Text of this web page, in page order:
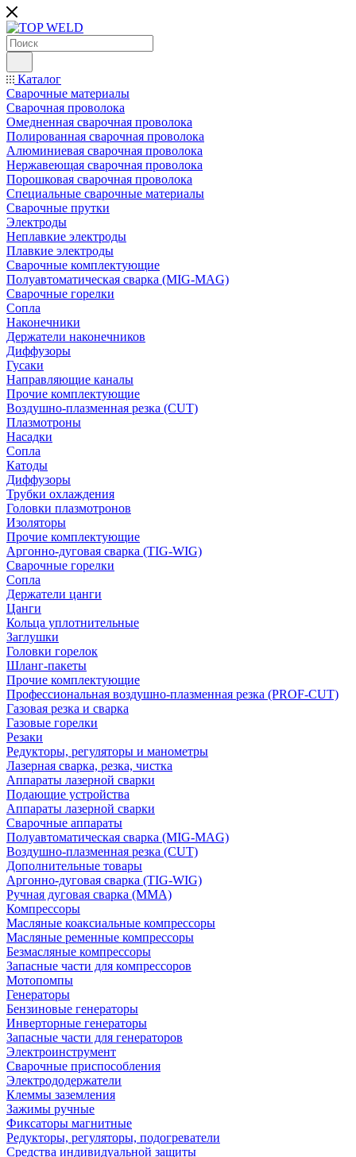
Каталог
Сварочные материалы
Сварочная проволока
Омедненная сварочная проволока
Полированная сварочная проволока
Алюминиевая сварочная проволока
Нержавеющая сварочная проволока
Порошковая сварочная проволока
Специальные сварочные материалы
Сварочные прутки
Электроды
Неплавкие электроды
Плавкие электроды
Сварочные комплектующие
Полуавтоматическая сварка (MIG-MAG)
Сварочные горелки
Сопла
Наконечники
Держатели наконечников
Диффузоры
Гусаки
Направляющие каналы
Прочие комплектующие
Воздушно-плазменная резка (CUT)
Плазмотроны
Насадки
Сопла
Катоды
Диффузоры
Трубки охлаждения
Головки плазмотронов
Изоляторы
Прочие комплектующие
Аргонно-дуговая сварка (TIG-WIG)
Сварочные горелки
Сопла
Держатели цанги
Цанги
Кольца уплотнительные
Заглушки
Головки горелок
Шланг-пакеты
Прочие комплектующие
Профессиональная воздушно-плазменная резка (PROF-CUT)
Газовая резка и сварка
Газовые горелки
Резаки
Редукторы, регуляторы и манометры
Лазерная сварка, резка, чистка
Аппараты лазерной сварки
Подающие устройства
Аппараты лазерной сварки
Сварочные аппараты
Полуавтоматическая сварка (MIG-MAG)
Воздушно-плазменная резка (CUT)
Дополнительные товары
Аргонно-дуговая сварка (TIG-WIG)
Ручная дуговая сварка (MMA)
Компрессоры
Масляные коаксиальные компрессоры
Масляные ременные компрессоры
Безмасляные компрессоры
Запасные части для компрессоров
Мотопомпы
Генераторы
Бензиновые генераторы
Инверторные генераторы
Запасные части для генераторов
Электроинструмент
Сварочные приспособления
Электрододержатели
Клеммы заземления
Зажимы ручные
Фиксаторы магнитные
Редукторы, регуляторы, подогреватели
Средства индивидуальной защиты